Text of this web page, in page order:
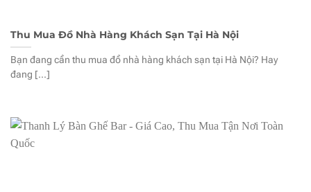
Thu Mua Đồ Nhà Hàng Khách Sạn Tại Hà Nội
Bạn đang cần thu mua đồ nhà hàng khách sạn tại Hà Nội? Hay
đang [...]